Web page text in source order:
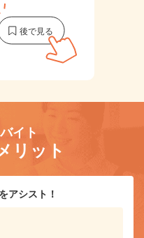
イト
リット
アシスト！